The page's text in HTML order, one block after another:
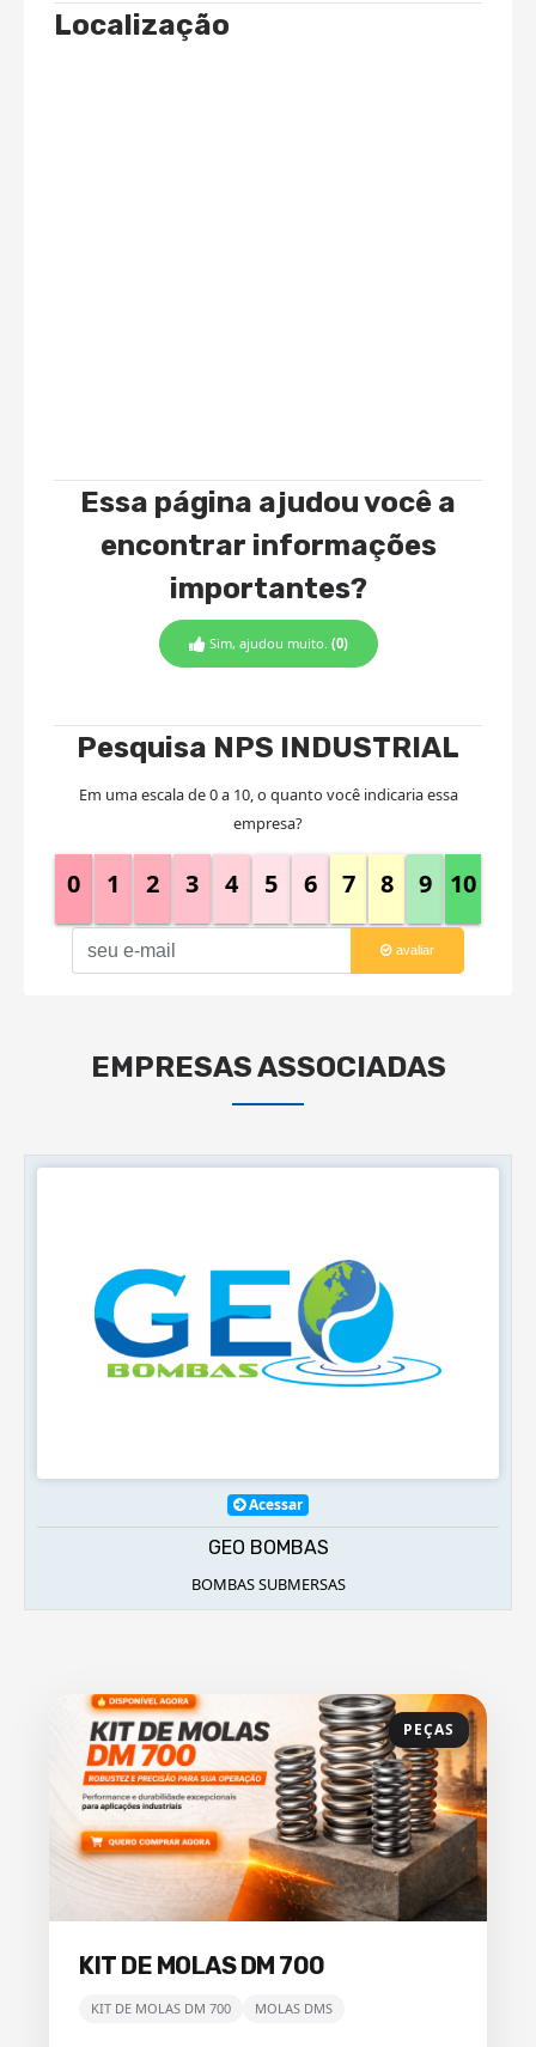
Localização
Essa página ajudou você a
encontrar informações
importantes?
Sim, ajudou muito. (0)
Pesquisa NPS INDUSTRIAL
Em uma escala de 0 a 10, o quanto você indicaria essa
empresa?
0 1 2 3 4 5 6 7 8 9 10
avaliar
EMPRESAS ASSOCIADAS
Acessar
ACEMETAIS
COMERCIO ATACADISTA
PEÇAS
KIT DE MOLAS DM 700
KIT DE MOLAS DM 700 MOLAS DMS